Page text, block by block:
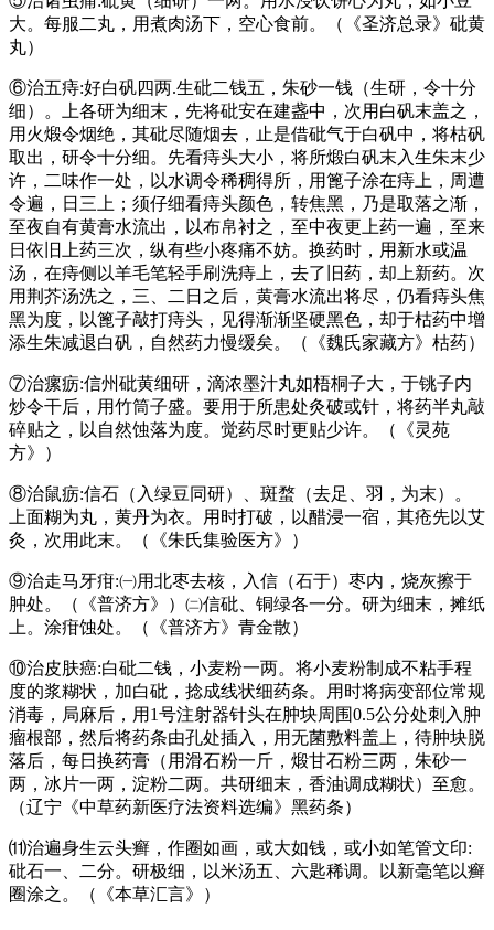
大。每服二丸，用煮肉汤下，空心食前。（《圣济总录》砒黄
丸）
⑥治五痔:好白矾四两.生砒二钱五，朱砂一钱（生研，令十分
细）。上各研为细末，先将砒安在建盏中，次用白矾末盖之，
用火煅令烟绝，其砒尽随烟去，止是借砒气于白矾中，将枯矾
取出，研令十分细。先看痔头大小，将所煅白矾末入生朱末少
许，二味作一处，以水调令稀稠得所，用篦子涂在痔上，周遭
令遍，日三上；须仔细看痔头颜色，转焦黑，乃是取落之渐，
至夜自有黄膏水流出，以布帛衬之，至中夜更上药一遍，至来
日依旧上药三次，纵有些小疼痛不妨。换药时，用新水或温
汤，在痔侧以羊毛笔轻手刷洗痔上，去了旧药，却上新药。次
用荆芥汤洗之，三、二日之后，黄膏水流出将尽，仍看痔头焦
黑为度，以篦子敲打痔头，见得渐渐坚硬黑色，却于枯药中增
添生朱减退白矾，自然药力慢缓矣。（《魏氏家藏方》枯药）
⑦治瘰疬:信州砒黄细研，滴浓墨汁丸如梧桐子大，于铫子内
炒令干后，用竹筒子盛。要用于所患处灸破或针，将药半丸敲
碎贴之，以自然蚀落为度。觉药尽时更贴少许。（《灵苑
方》）
⑧治鼠疬:信石（入绿豆同研）、斑蝥（去足、羽，为末）。
上面糊为丸，黄丹为衣。用时打破，以醋浸一宿，其疮先以艾
灸，次用此末。（《朱氏集验医方》）
⑨治走马牙疳:㈠用北枣去核，入信（石于）枣内，烧灰擦于
肿处。（《普济方》）㈡信砒、铜绿各一分。研为细末，摊纸
上。涂疳蚀处。（《普济方》青金散）
⑩治皮肤癌:白砒二钱，小麦粉一两。将小麦粉制成不粘手程
度的浆糊状，加白砒，捻成线状细药条。用时将病变部位常规
消毒，局麻后，用1号注射器针头在肿块周围0.5公分处刺入肿
瘤根部，然后将药条由孔处插入，用无菌敷料盖上，待肿块脱
落后，每日换药膏（用滑石粉一斤，煅甘石粉三两，朱砂一
两，冰片一两，淀粉二两。共研细末，香油调成糊状）至愈。
（辽宁《中草药新医疗法资料选编》黑药条）
⑾治遍身生云头癣，作圈如画，或大如钱，或小如笔管文印:
砒石一、二分。研极细，以米汤五、六匙稀调。以新毫笔以癣
圈涂之。（《本草汇言》）